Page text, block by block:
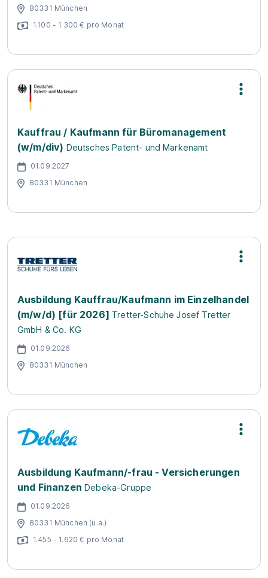
80331 München
1.100 - 1.300 € pro Monat
Kauffrau / Kaufmann für Büromanagement
(w/m/div) Deutsches Patent- und Markenamt
01.09.2027
80331 München
Ausbildung Kauffrau/Kaufmann im Einzelhandel
(m/w/d) [für 2026] Tretter-Schuhe Josef Tretter
GmbH & Co. KG
01.09.2026
80331 München
Ausbildung Kaufmann/-frau - Versicherungen
und Finanzen Debeka-Gruppe
01.09.2026
80331 München (u.a.)
1.455 - 1.620 € pro Monat